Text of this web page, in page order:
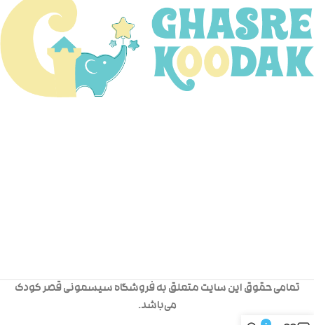
تمامی حقوق این سایت متعلق به فروشگاه سیسمونی قصر کودک
می‌باشد.